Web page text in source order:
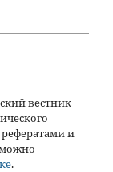
вестник
рефератами и
можно
.